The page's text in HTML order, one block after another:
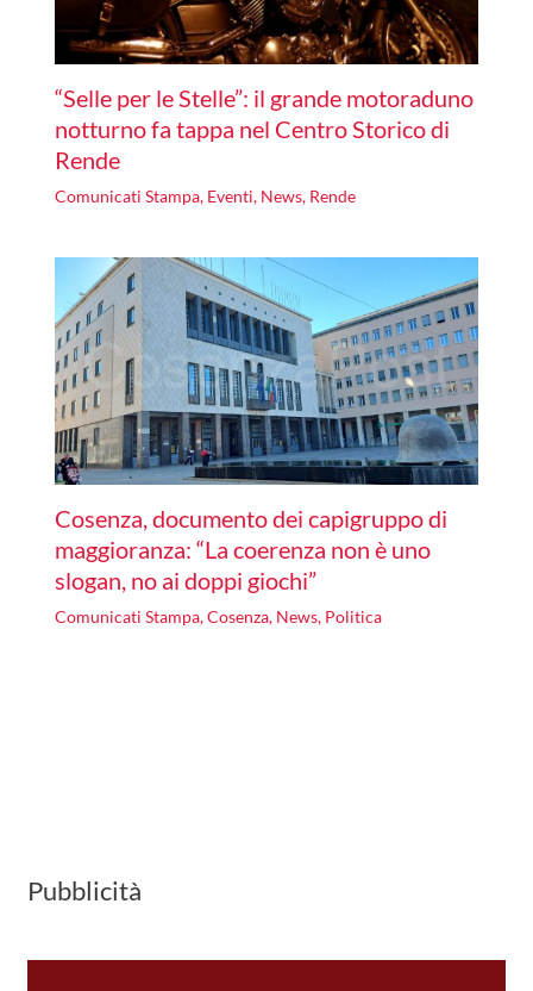
“Selle per le Stelle”: il grande motoraduno
notturno fa tappa nel Centro Storico di
Rende
Comunicati Stampa, Eventi, News, Rende
Cosenza, documento dei capigruppo di
maggioranza: “La coerenza non è uno
slogan, no ai doppi giochi”
Comunicati Stampa,Cosenza, News, Politica
Pubblicità